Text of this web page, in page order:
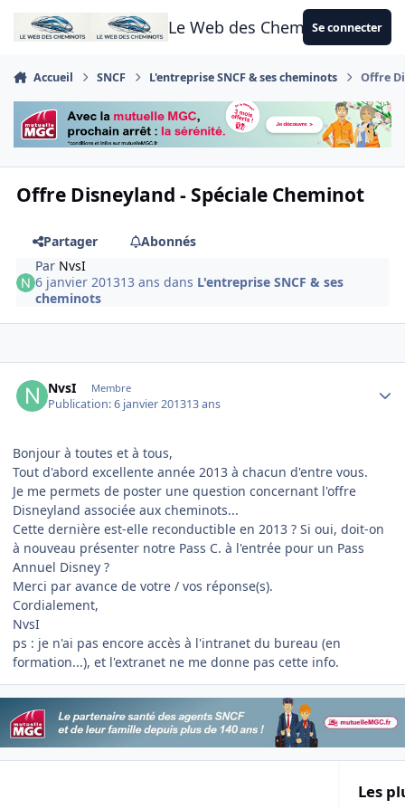
Aller au contenu
Le Web des CheminotsSe connecter
Accueil SNCF L'entreprise SNCF & ses cheminots Offre
Offre Disneyland - Spéciale Cheminot
Partager
Abonnés
Par NvsI
6 janvier 201313 ans dans L'entreprise SNCF & ses
cheminots
NvsI Membre
Publication:6 janvier 201313 ans
Bonjour à toutes et à tous,
Tout d'abord excellente année 2013 à chacun d'entre vous.
Je me permets de poster une question concernant l'offre
Disneyland associée aux cheminots...
Cette dernière est-elle reconductible en 2013 ? Si oui, doit-on
à nouveau présenter notre Pass C. à l'entrée pour un Pass
Annuel Disney ?
Merci par avance de votre / vos réponse(s).
Cordialement,
NvsI
ps : je n'ai pas encore accès à l'intranet du bureau (en
formation...), et l'extranet ne me donne pas cette info.
Les